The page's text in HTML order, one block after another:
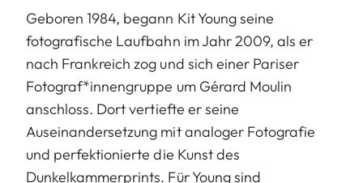
Geboren 1984, begann Kit Young seine
fotografische Laufbahn im Jahr 2009, als er
nach Frankreich zog und sich einer Pariser
Fotograf*innengruppe um Gérard Moulin
anschloss. Dort vertiefte er seine
Auseinandersetzung mit analoger Fotografie
und perfektionierte die Kunst des
Dunkelkammerprints. Für Young sind